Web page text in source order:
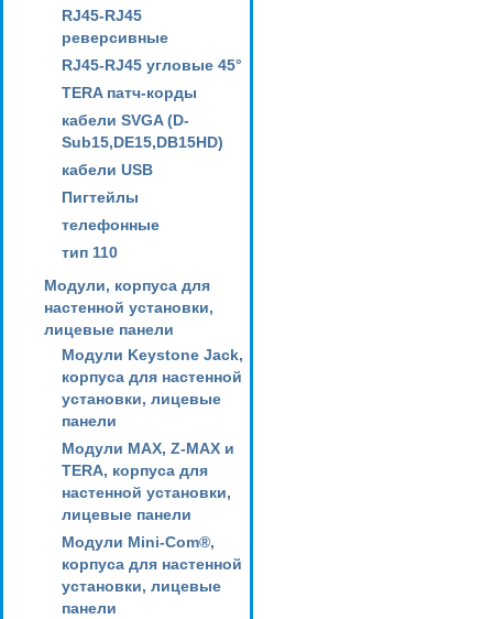
RJ45-RJ45
реверсивные
RJ45-RJ45 угловые 45°
TERA патч-корды
кабели SVGA (D-
Sub15,DE15,DB15HD)
кабели USB
Пигтейлы
телефонные
тип 110
Модули, корпуса для
настенной установки,
лицевые панели
Модули Keystone Jack,
корпуса для настенной
установки, лицевые
панели
Модули MAX, Z-MAX и
TERA, корпуса для
настенной установки,
лицевые панели
Модули Mini-Com®,
корпуса для настенной
установки, лицевые
панели